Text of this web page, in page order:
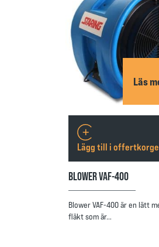
Läs
BLOWER VAF-400
Blower VAF-400 är en lätt
fläkt som är…
Lägg till i